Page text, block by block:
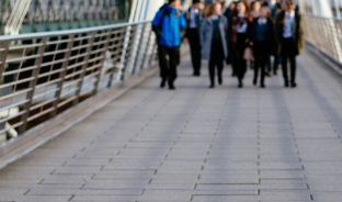
Italy
Norway
Spain
Sweden
Inkasso
Fakturaoppfølging
Distribusjon
Porteføljekjøp bank og finans
Kredittvurdering